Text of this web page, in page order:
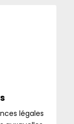
légales